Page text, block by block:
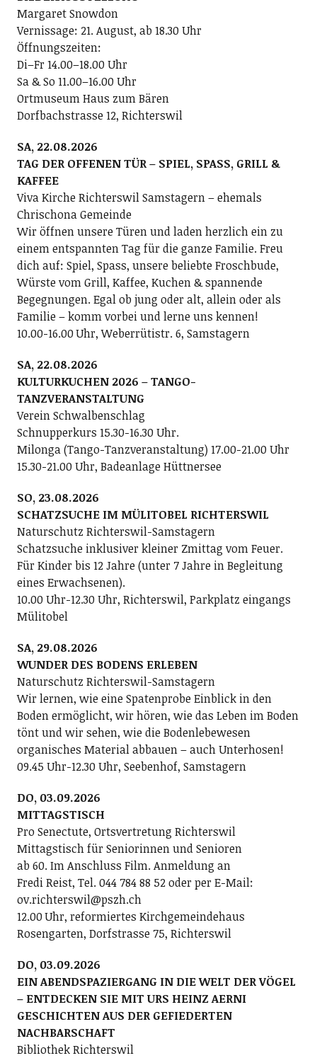
Margaret Snowdon
Vernissage: 21. August, ab 18.30 Uhr
Öffnungszeiten:
Di–Fr 14.00–18.00 Uhr
Sa & So 11.00–16.00 Uhr
Ortmuseum Haus zum Bären
Dorfbachstrasse 12, Richterswil
SA, 22.08.2026
TAG DER OFFENEN TÜR – SPIEL, SPASS, GRILL &
KAFFEE
Viva Kirche Richterswil Samstagern – ehemals
Chrischona Gemeinde
Wir öffnen unsere Türen und laden herzlich ein zu
einem entspannten Tag für die ganze Familie. Freu
dich auf: Spiel, Spass, unsere beliebte Froschbude,
Würste vom Grill, Kaffee, Kuchen & spannende
Begegnungen. Egal ob jung oder alt, allein oder als
Familie – komm vorbei und lerne uns kennen!
10.00-16.00 Uhr, Weberrütistr. 6, Samstagern
SA, 22.08.2026
KULTURKUCHEN 2026 – TANGO-
TANZVERANSTALTUNG
Verein Schwalbenschlag
Schnupperkurs 15.30-16.30 Uhr.
Milonga (Tango-Tanzveranstaltung) 17.00-21.00 Uhr
15.30-21.00 Uhr, Badeanlage Hüttnersee
SO, 23.08.2026
SCHATZSUCHE IM MÜLITOBEL RICHTERSWIL
Naturschutz Richterswil-Samstagern
Schatzsuche inklusiver kleiner Zmittag vom Feuer.
Für Kinder bis 12 Jahre (unter 7 Jahre in Begleitung
eines Erwachsenen).
10.00 Uhr-12.30 Uhr, Richterswil, Parkplatz eingangs
Mülitobel
SA, 29.08.2026
WUNDER DES BODENS ERLEBEN
Naturschutz Richterswil-Samstagern
Wir lernen, wie eine Spatenprobe Einblick in den
Boden ermöglicht, wir hören, wie das Leben im Boden
tönt und wir sehen, wie die Bodenlebewesen
organisches Material abbauen – auch Unterhosen!
09.45 Uhr-12.30 Uhr, Seebenhof, Samstagern
DO, 03.09.2026
MITTAGSTISCH
Pro Senectute, Ortsvertretung Richterswil
Mittagstisch für Seniorinnen und Senioren
ab 60. Im Anschluss Film. Anmeldung an
Fredi Reist, Tel. 044 784 88 52 oder per E-Mail:
ov.richterswil@pszh.ch
12.00 Uhr, reformiertes Kirchgemeindehaus
Rosengarten, Dorfstrasse 75, Richterswil
DO, 03.09.2026
EIN ABENDSPAZIERGANG IN DIE WELT DER VÖGEL
– ENTDECKEN SIE MIT URS HEINZ AERNI
GESCHICHTEN AUS DER GEFIEDERTEN
NACHBARSCHAFT
Bibliothek Richterswil